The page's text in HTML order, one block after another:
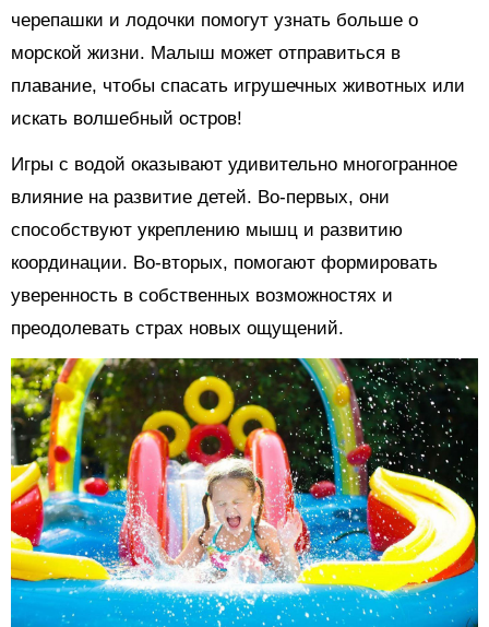
черепашки и лодочки помогут узнать больше о
морской жизни. Малыш может отправиться в
плавание, чтобы спасать игрушечных животных или
искать волшебный остров!
Игры с водой оказывают удивительно многогранное
влияние на развитие детей. Во-первых, они
способствуют укреплению мышц и развитию
координации. Во-вторых, помогают формировать
уверенность в собственных возможностях и
преодолевать страх новых ощущений.